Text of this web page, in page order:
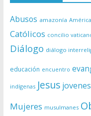
Abusos amazonía
Católicos concilio
Diálogo diálogo
educación encuentro
indígenas Jesus jovenes
Mujeres musulmanes